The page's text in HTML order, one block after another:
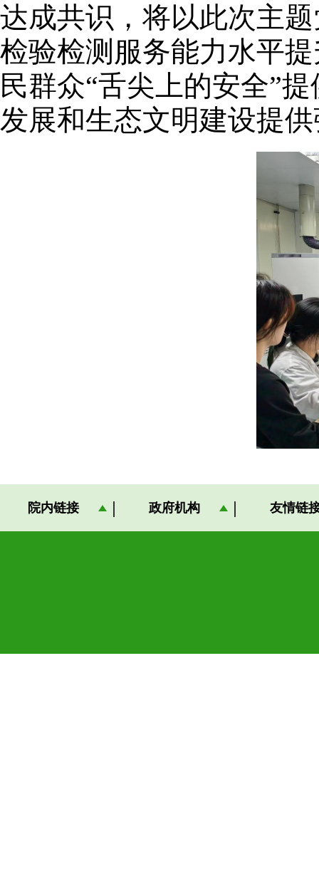
达成共识，将以此次主
检验检测服务能力水平
民群众“舌尖上的安全”
发展和生态文明建设提
院内链接 政府机构 友情链